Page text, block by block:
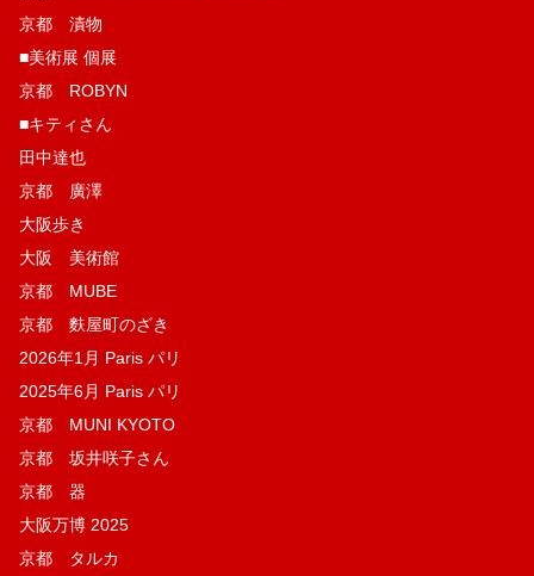
京都 漬物
■美術展 個展
京都 ROBYN
■キティさん
田中達也
京都 廣澤
大阪歩き
大阪 美術館
京都 MUBE
京都 麩屋町のざき
2026年1月 Paris パリ
2025年6月 Paris パリ
京都 MUNI KYOTO
京都 坂井咲子さん
京都 器
大阪万博 2025
京都 タルカ